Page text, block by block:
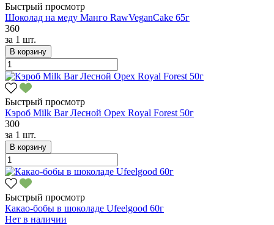
Быстрый просмотр
Шоколад на меду Манго RawVeganCake 65г
360
за 1 шт.
В корзину
Быстрый просмотр
Кэроб Milk Bar Лесной Орех Royal Forest 50г
300
за 1 шт.
В корзину
Быстрый просмотр
Какао-бобы в шоколаде Ufeelgood 60г
Нет в наличии